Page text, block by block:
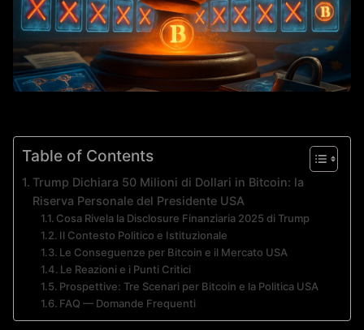
Table of Contents
Trump Dichiara 50 Milioni di Dollari in Bitcoin: la
Riserva Personale del Presidente USA
Cosa Rivela la Disclosure Finanziaria 2025 di Trump
Il Contesto Politico e Istituzionale
Le Conseguenze per Bitcoin e il Mercato USA
Le Reazioni e i Punti Critici
Prospettive: Tre Scenari per Bitcoin e la Politica USA
FAQ — Domande Frequenti